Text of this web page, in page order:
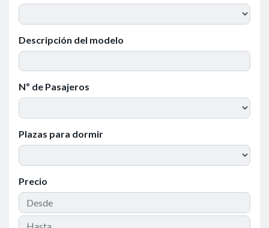
Descripción del modelo
Nº de Pasajeros
Plazas para dormir
Precio